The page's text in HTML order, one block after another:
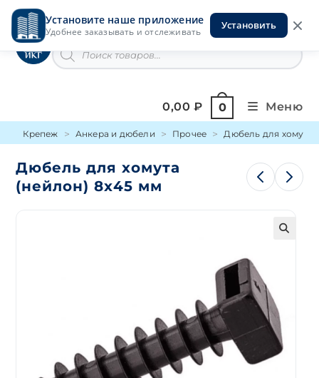
Установите наше приложение
Удобнее заказывать и отслеживать
Установить
Перейти
содержимомуИнструменты на Горской
товаров
0,00₽ 0 Меню
Крепеж Анкера и дюбели Прочее Дюбель для хомута
Дюбель для хомута
(нейлон) 8х45 мм